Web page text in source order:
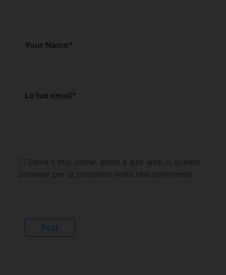
Your Name*
La tua email*
Salva il mio nome, email e sito web in questo
browser per la prossima volta che commento.